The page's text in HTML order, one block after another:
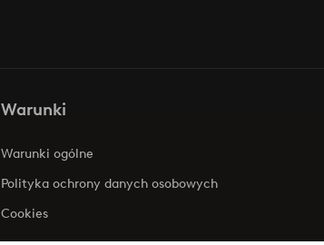
Warunki
Warunki ogólne
Polityka ochrony danych osobowych
Cookies